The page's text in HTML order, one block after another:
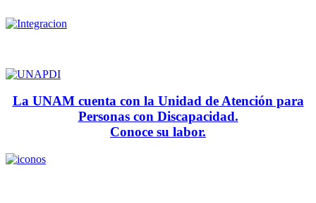
La UNAM cuenta con la Unidad de Atención para
Personas con Discapacidad.
Conoce su labor.